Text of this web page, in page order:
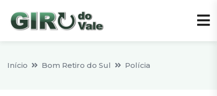
Início Bom Retiro do Sul Polícia